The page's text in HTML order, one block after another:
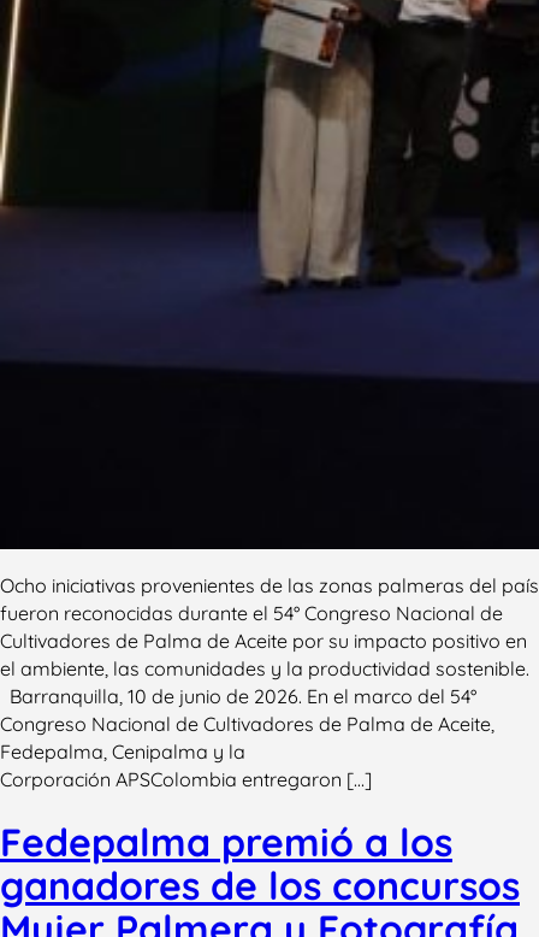
Ocho iniciativas provenientes de las zonas palmeras del país
fueron reconocidas durante el 54° Congreso Nacional de
Cultivadores de Palma de Aceite por su impacto positivo en
el ambiente, las comunidades y la productividad sostenible.
Barranquilla, 10 de junio de 2026. En el marco del 54°
Congreso Nacional de Cultivadores de Palma de Aceite,
Fedepalma, Cenipalma y la
Corporación APSColombia entregaron […]
Fedepalma premió a los
ganadores de los concursos